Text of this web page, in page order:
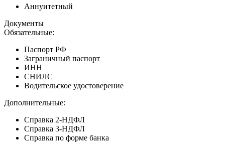
Аннуитетный
Документы
Обязательные:
Паспорт РФ
Заграничный паспорт
ИНН
СНИЛС
Водительское удостоверение
Дополнительные:
Справка 2-НДФЛ
Справка 3-НДФЛ
Справка по форме банка